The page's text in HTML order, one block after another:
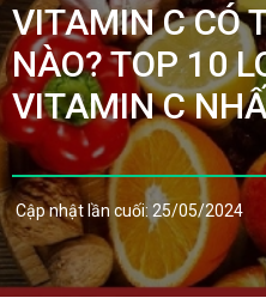
VITAMIN C CÓ
NÀO? TOP 10
VITAMIN C
Cập nhật lần cuối: 25/05/2024